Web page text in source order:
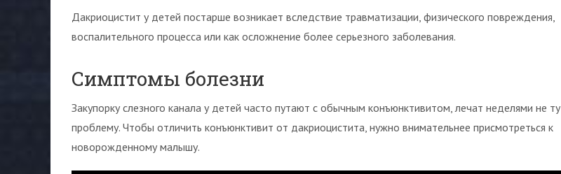
Дакриоцистит у детей постарше возникает вследствие травматизации, физического повреждения,
воспалительного процесса или как осложнение более серьезного заболевания.
Симптомы болезни
Закупорку слезного канала у детей часто путают с обычным конъюнктивитом, лечат неделями не ту
проблему. Чтобы отличить конъюнктивит от дакриоцистита, нужно внимательнее присмотреться к
новорожденному малышу.